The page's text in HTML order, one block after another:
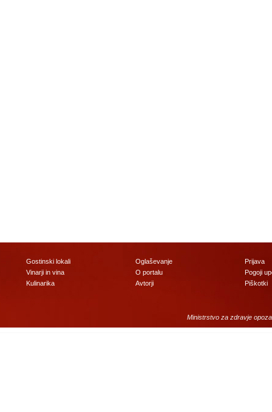
Gostinski lokali
Vinarji in vina
Kulinarika
Oglaševanje
O portalu
Avtorji
Prijava
Pogoji
Piškotki
Ministrstvo za zdravje